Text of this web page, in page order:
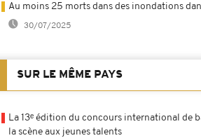
Au moins 25 morts dans des inondations
30/07/2025
SUR LE MÊME PAYS
La 13ᵉ édition du concours international de
la scène aux jeunes talents